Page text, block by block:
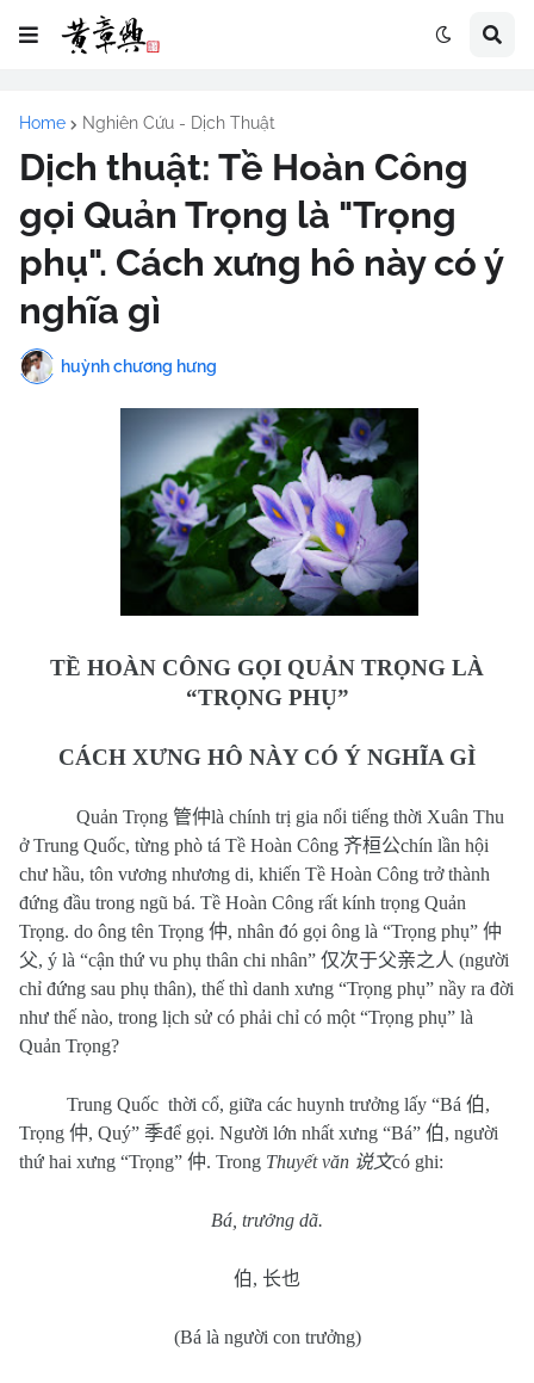
Home Nghiên Cứu - Dịch Thuật
Dịch thuật: Tề Hoàn Công
gọi Quản Trọng là "Trọng
phụ". Cách xưng hô này có ý
nghĩa gì
huỳnh chương hưng
TỀ HOÀN CÔNG GỌI QUẢN TRỌNG LÀ
“TRỌNG PHỤ”
CÁCH XƯNG HÔ NÀY CÓ Ý NGHĨA GÌ
Quản Trọng 管仲là chính trị gia nổi tiếng thời Xuân Thu
ở Trung Quốc, từng phò tá Tề Hoàn Công 齐桓公chín lần hội
chư hầu, tôn vương nhương di, khiến Tề Hoàn Công trở thành
đứng đầu trong ngũ bá. Tề Hoàn Công rất kính trọng Quản
Trọng. do ông tên Trọng 仲, nhân đó gọi ông là “Trọng phụ” 仲
父, ý là “cận thứ vu phụ thân chi nhân” 仅次于父亲之人 (người
chỉ đứng sau phụ thân), thế thì danh xưng “Trọng phụ” nầy ra đời
như thế nào, trong lịch sử có phải chỉ có một “Trọng phụ” là
Quản Trọng?
Trung Quốc thời cổ, giữa các huynh trưởng lấy “Bá 伯,
Trọng 仲, Quý” 季để gọi. Người lớn nhất xưng “Bá” 伯, người
thứ hai xưng “Trọng” 仲. Trong Thuyết văn 说文có ghi:
Bá, trưởng dã.
伯, 长也
(Bá là người con trưởng)